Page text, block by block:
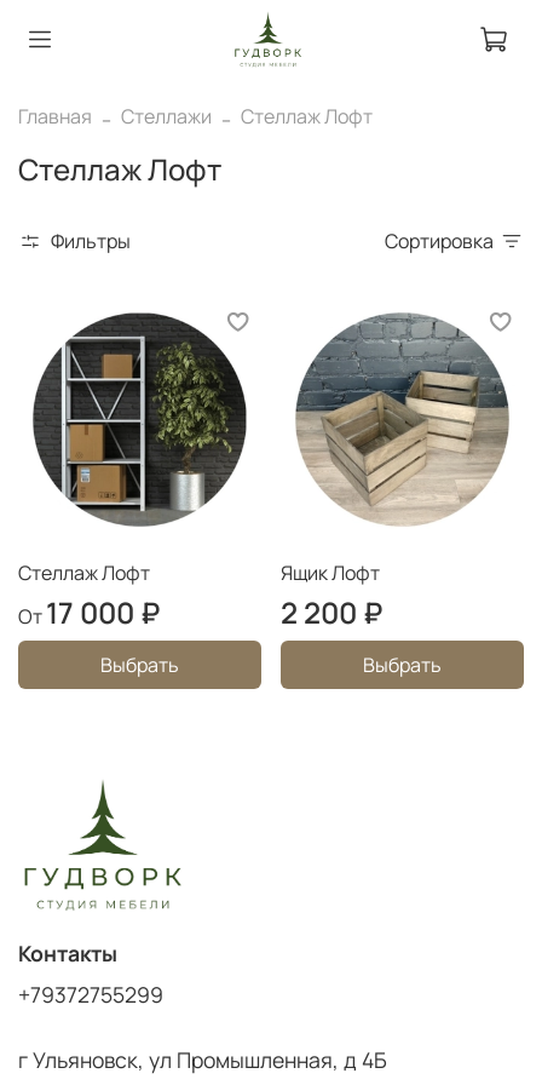
Главная Стеллажи Стеллаж Лофт
Стеллаж Лофт
Фильтры Сортировка
Стеллаж Лофт
От17 000 ₽
Выбрать
Ящик Лофт
2 200 ₽
Выбрать
Контакты
+79372755299
г Ульяновск, ул Промышленная, д 4Б